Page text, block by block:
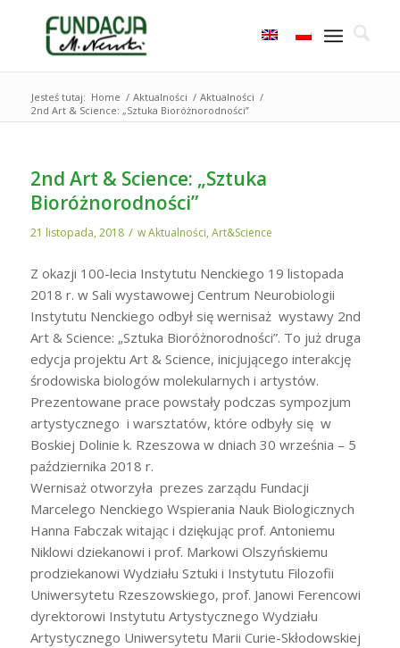
Jesteś tutaj: Home / Aktualności / Aktualności /
2nd Art & Science: „Sztuka Bioróżnorodności”
2nd Art & Science: „Sztuka
Bioróżnorodności”
21 listopada, 2018 / wAktualności,Art&Science
Z okazji 100-lecia Instytutu Nenckiego 19 listopada
2018 r. w Sali wystawowej Centrum Neurobiologii
Instytutu Nenckiego odbył się wernisaż wystawy 2nd
Art & Science: „Sztuka Bioróżnorodności”. To już druga
edycja projektu Art & Science, inicjującego interakcję
środowiska biologów molekularnych i artystów.
Prezentowane prace powstały podczas sympozjum
artystycznego i warsztatów, które odbyły się w
Boskiej Dolinie k. Rzeszowa w dniach 30 września – 5
października 2018 r.
Wernisaż otworzyła prezes zarządu Fundacji
Marcelego Nenckiego Wspierania Nauk Biologicznych
Hanna Fabczak witając i dziękując prof. Antoniemu
Niklowi dziekanowi i prof. Markowi Olszyńskiemu
prodziekanowi Wydziału Sztuki i Instytutu Filozofii
Uniwersytetu Rzeszowskiego, prof. Janowi Ferencowi
dyrektorowi Instytutu Artystycznego Wydziału
Artystycznego Uniwersytetu Marii Curie-Skłodowskiej